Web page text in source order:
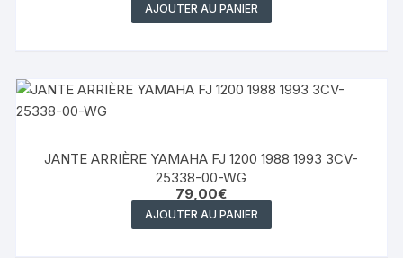
AJOUTER AU PANIER
JANTE ARRIÈRE YAMAHA FJ 1200 1988 1993 3CV-
25338-00-WG
79,00€
AJOUTER AU PANIER